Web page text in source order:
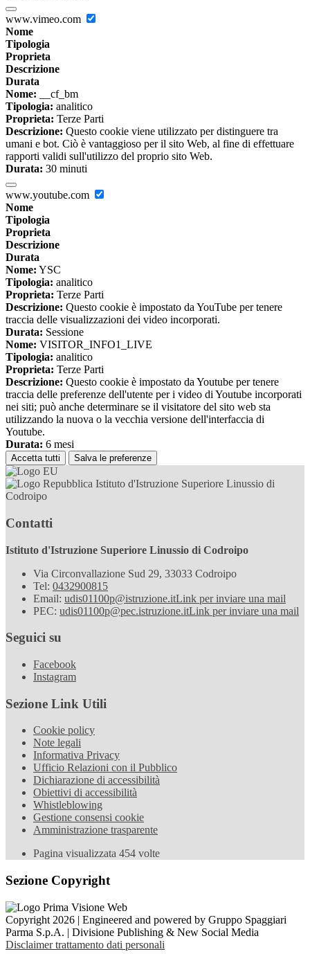
www.vimeo.com
Nome
Tipologia
Proprieta
Descrizione
Durata
Nome: __cf_bm
Tipologia: analitico
Proprieta: Terze Parti
Descrizione: Questo cookie viene utilizzato per distinguere tra
umani e bot. Ciò è vantaggioso per il sito Web, al fine di effettuare
rapporti validi sull'utilizzo del proprio sito Web.
Durata: 30 minuti
www.youtube.com
Nome
Tipologia
Proprieta
Descrizione
Durata
Nome: YSC
Tipologia: analitico
Proprieta: Terze Parti
Descrizione: Questo cookie è impostato da YouTube per tenere
traccia delle visualizzazioni dei video incorporati.
Durata: Sessione
Nome: VISITOR_INFO1_LIVE
Tipologia: analitico
Proprieta: Terze Parti
Descrizione: Questo cookie è impostato da Youtube per tenere
traccia delle preferenze dell'utente per i video di Youtube incorporati
nei siti; può anche determinare se il visitatore del sito web sta
utilizzando la nuova o la vecchia versione dell'interfaccia di
Youtube.
Durata: 6 mesi
Accetta tutti Salva le preferenze
Istituto d'Istruzione Superiore Linussio di
Codroipo
Contatti
Istituto d'Istruzione Superiore Linussio di Codroipo
Via Circonvallazione Sud 29, 33033 Codroipo
Tel: 0432900815
Email: udis01100p@istruzione.itLink per inviare una mail
PEC: udis01100p@pec.istruzione.itLink per inviare una mail
Seguici su
Facebook
Instagram
Sezione Link Utili
Cookie policy
Note legali
Informativa Privacy
Ufficio Relazioni con il Pubblico
Dichiarazione di accessibilità
Obiettivi di accessibilità
Whistleblowing
Gestione consensi cookie
Amministrazione trasparente
Pagina visualizzata 454 volte
Sezione Copyright
Copyright 2026 | Engineered and powered by Gruppo Spaggiari
Parma S.p.A. | Divisione Publishing & New Social Media
Disclaimer trattamento dati personali